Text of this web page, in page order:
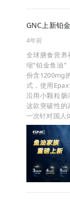
GNC上新铂
4年前
全球膳食营养
缩“铂金鱼油
份含1200mg
式，使用
沿用小颗粒肠
这款突破性
一次针对国人